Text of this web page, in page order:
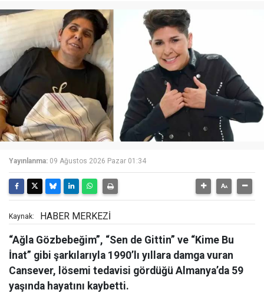
Yayınlanma: 09 Ağustos 2026 Pazar 01:34
Kaynak: HABER MERKEZİ
“Ağla Gözbebeğim”, “Sen de Gittin” ve “Kime Bu
İnat” gibi şarkılarıyla 1990’lı yıllara damga vuran
Cansever, lösemi tedavisi gördüğü Almanya’da 59
yaşında hayatını kaybetti.